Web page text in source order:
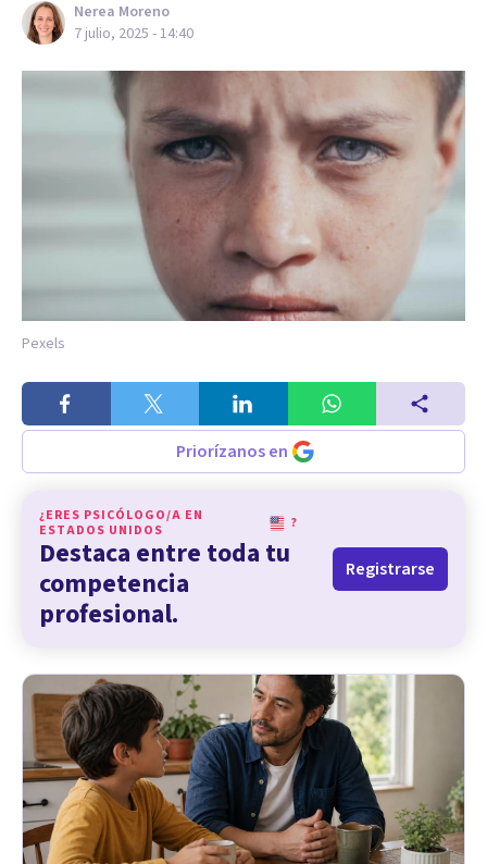
Nerea Moreno
7 julio, 2025 - 14:40
Pexels
Priorízanos en
¿ERES PSICÓLOGO/A EN
ESTADOS UNIDOS
?
Destaca entre toda tu
competencia
profesional.
Registrarse